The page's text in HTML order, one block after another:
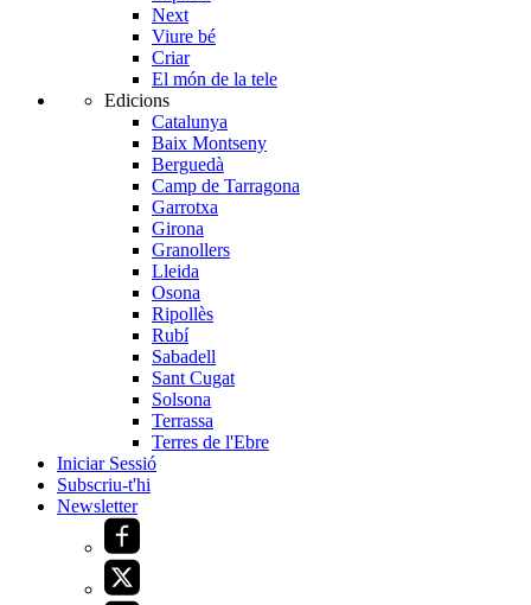
Next
Viure bé
Criar
El món de la tele
Edicions
Catalunya
Baix Montseny
Berguedà
Camp de Tarragona
Garrotxa
Girona
Granollers
Lleida
Osona
Ripollès
Rubí
Sabadell
Sant Cugat
Solsona
Terrassa
Terres de l'Ebre
Iniciar Sessió
Subscriu-t'hi
Newsletter